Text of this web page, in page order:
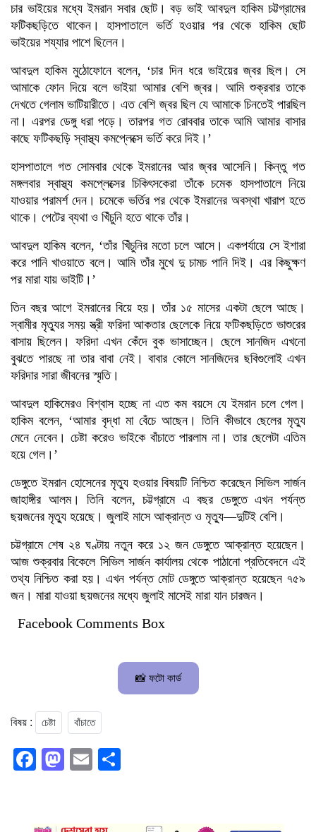
চার ভাইয়ের মধ্যে ইমরান সবার ছোট। বড় ভাই আবদুল হাকিম চট্টগ্রামের
ফটিকছড়িতে থাকেন। হাসপাতালে ভর্তি হওয়ার পর থেকে হাকিম ছোট
ভাইয়ের শয্যার পাশে ছিলেন।
আবদুল হাকিম মুঠোফোনে বলেন, ‘চার দিন ধরে ভাইয়ের জ্বর ছিল। সে
আমাকে ফোন দিয়ে বলে ভাইয়া আমার বেশি জ্বর। আমি শুক্রবার তাকে
দেখতে গেলাম ভাটিয়ারীতে। এত বেশি জ্বর ছিল যে আমাকে চিনতেই পারছিল
না। এরপর ডেঙ্গু ধরা পড়ে। তারপর গত রোববার তাকে আমি আমার বাসার
কাছে ফটিকছড়ি স্বাস্থ্য কমপ্লেক্সে ভর্তি করে দিই।’
হাসপাতালে গত সোমবার থেকে ইমরানের আর জ্বর আসেনি। কিন্তু গত
মঙ্গলবার স্বাস্থ্য কমপ্লেক্সের চিকিৎসকেরা তাঁকে চমেক হাসপাতালে নিয়ে
যাওয়ার পরামর্শ দেন। চমেকে ভর্তির পর থেকে ইমরানের অবস্থা খারাপ হতে
থাকে। পেটের ব্যথা ও খিঁচুনি হতে থাকে তাঁর।
আবদুল হাকিম বলেন, ‘তাঁর খিঁচুনির মতো চলে আসে। একপর্যায়ে সে ইশারা
করে পানি খাওয়াতে বলে। আমি তাঁর মুখে দু চামচ পানি দিই। এর কিছুক্ষণ
পর মারা যায় ভাইটি।’
তিন বছর আগে ইমরানের বিয়ে হয়। তাঁর ১৫ মাসের একটা ছেলে আছে।
স্বামীর মৃত্যুর সময় স্ত্রী ফরিদা আকতার ছেলেকে নিয়ে ফটিকছড়িতে ভাশুরের
বাসায় ছিলেন। ফরিদা এখন কেঁদে বুক ভাসাচ্ছেন। ছেলে সানজিদ এখনো
বুঝতে পারছে না তার বাবা নেই। বাবার কোলে সানজিদের ছবিগুলোই এখন
ফরিদার সারা জীবনের স্মৃতি।
আবদুল হাকিমেরও বিশ্বাস হচ্ছে না এত কম বয়সে যে ইমরান চলে গেল।
হাকিম বলেন, ‘আমার বৃদ্ধা মা বেঁচে আছেন। তিনি কীভাবে ছেলের মৃত্যু
মেনে নেবেন। চেষ্টা করেও ভাইকে বাঁচাতে পারলাম না। তার ছেলেটা এতিম
হয়ে গেল।’
ডেঙ্গুতে ইমরান হোসেনের মৃত্যু হওয়ার বিষয়টি নিশ্চিত করেছেন সিভিল সার্জন
জাহাঙ্গীর আলম। তিনি বলেন, চট্টগ্রামে এ বছর ডেঙ্গুতে এখন পর্যন্ত
ছয়জনের মৃত্যু হয়েছে। জুলাই মাসে আক্রান্ত ও মৃত্যু—দুটিই বেশি।
চট্টগ্রামে শেষ ২৪ ঘণ্টায় নতুন করে ১২ জন ডেঙ্গুতে আক্রান্ত হয়েছেন।
আজ শুক্রবার বিকেলে সিভিল সার্জন কার্যালয় থেকে পাঠানো প্রতিবেদনে এই
তথ্য নিশ্চিত করা হয়। এখন পর্যন্ত মোট ডেঙ্গুতে আক্রান্ত হয়েছেন ৭৫৯
জন। মারা যাওয়া ছয়জনের মধ্যে জুলাই মাসেই মারা যান চারজন।
Facebook Comments Box
📸 ফটো কার্ড
বিষয় : চেষ্টা বাঁচাতে
Facebook
Mastodon
Email